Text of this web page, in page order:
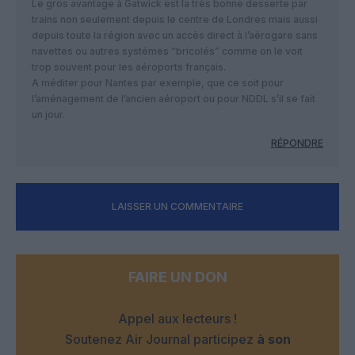
Le gros avantage à Gatwick est la très bonne desserte par
trains non seulement depuis le centre de Londres mais aussi
depuis toute la région avec un accès direct à l’aérogare sans
navettes ou autres systémes “bricolés” comme on le voit
trop souvent pour les aéroports français.
A méditer pour Nantes par exemple, que ce soit pour
l’aménagement de l’ancien aéroport ou pour NDDL s’il se fait
un jour.
RÉPONDRE
LAISSER UN COMMENTAIRE
FAIRE UN DON
Appel aux lecteurs !
Soutenez Air Journal participez à son